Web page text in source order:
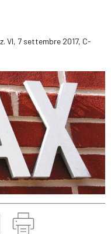
VI, 7 settembre 2017, C-